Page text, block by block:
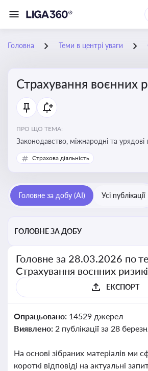
Головна Теми в центрі уваги
Страхування воєнних
ПРО ЩО ТЕМА:
Законодавство, міжнародні та
визначають та знижують воєнні ризики
майна, боржників та кредиторів
Страхова діяльність
Головне за добу (AI) Усі публікації
ГОЛОВНЕ ЗА ДОБУ
Головне за 28.03.2026 по
Страхування воєнних
ЕКСПОРТ
Опрацьовано: 14529 джерел
Виявлено: 2 публікації за 28
На основі зібраних матеріалів ми
короткі відповіді на актуальні